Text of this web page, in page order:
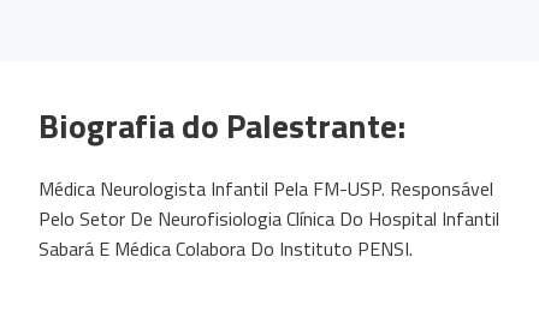
Biografia do Palestrante:
Médica Neurologista Infantil Pela FM-USP. Responsável
Pelo Setor De Neurofisiologia Clínica Do Hospital Infantil
Sabará E Médica Colabora Do Instituto PENSI.